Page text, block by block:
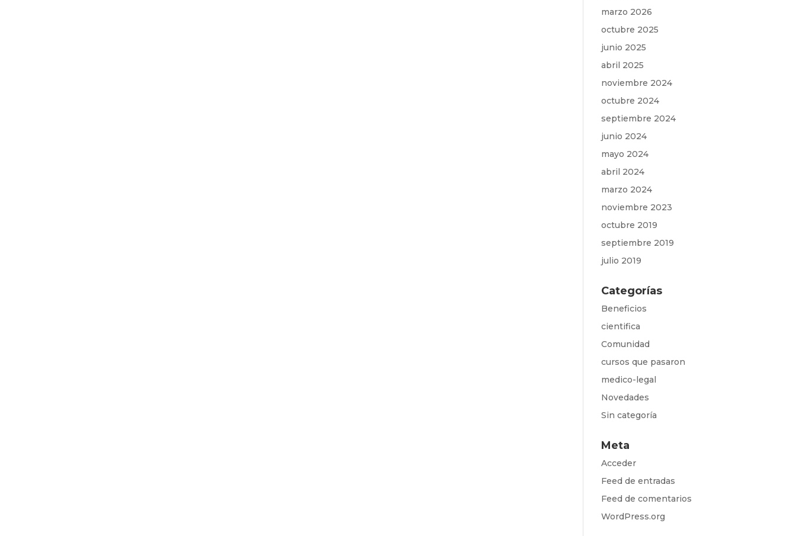
marzo 2026
octubre 2025
junio 2025
abril 2025
noviembre 2024
octubre 2024
septiembre 2024
junio 2024
mayo 2024
abril 2024
marzo 2024
noviembre 2023
octubre 2019
septiembre 2019
julio 2019
Categorías
Beneficios
cientifica
Comunidad
cursos que pasaron
medico-legal
Novedades
Sin categoría
Meta
Acceder
Feed de entradas
Feed de comentarios
WordPress.org